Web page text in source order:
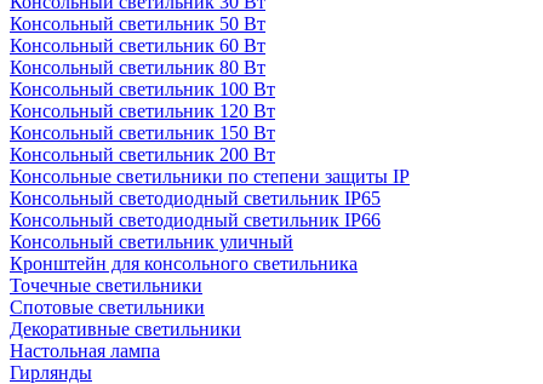
Консольный светильник 50 Вт
Консольный светильник 60 Вт
Консольный светильник 80 Вт
Консольный светильник 100 Вт
Консольный светильник 120 Вт
Консольный светильник 150 Вт
Консольный светильник 200 Вт
Консольные светильники по степени защиты IP
Консольный светодиодный светильник IP65
Консольный светодиодный светильник IP66
Консольный светильник уличный
Кронштейн для консольного светильника
Точечные светильники
Спотовые светильники
Декоративные светильники
Настольная лампа
Гирлянды